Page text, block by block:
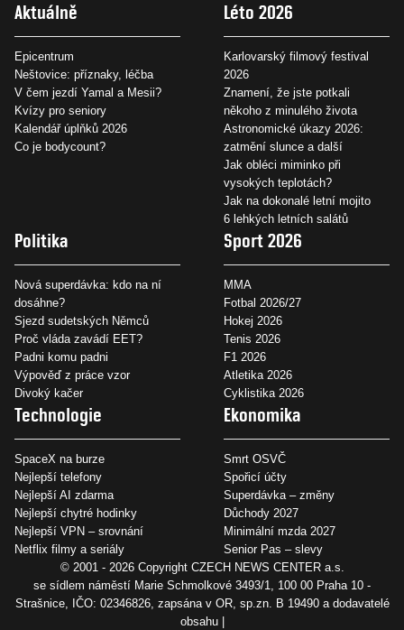
Aktuálně
Epicentrum
Neštovice: příznaky, léčba
V čem jezdí Yamal a Mesii?
Kvízy pro seniory
Kalendář úplňků 2026
Co je bodycount?
Léto 2026
Karlovarský filmový festival
2026
Znamení, že jste potkali
někoho z minulého života
Astronomické úkazy 2026:
zatmění slunce a další
Jak obléci miminko při
vysokých teplotách?
Jak na dokonalé letní mojito
6 lehkých letních salátů
Politika
Nová superdávka: kdo na ní
dosáhne?
Sjezd sudetských Němců
Proč vláda zavádí EET?
Padni komu padni
Výpověď z práce vzor
Divoký kačer
Sport 2026
MMA
Fotbal 2026/27
Hokej 2026
Tenis 2026
F1 2026
Atletika 2026
Cyklistika 2026
Technologie
SpaceX na burze
Nejlepší telefony
Nejlepší AI zdarma
Nejlepší chytré hodinky
Nejlepší VPN – srovnání
Netflix filmy a seriály
Ekonomika
Smrt OSVČ
Spořicí účty
Superdávka – změny
Důchody 2027
Minimální mzda 2027
Senior Pas – slevy
© 2001 - 2026 Copyright CZECH NEWS CENTER a.s.
se sídlem náměstí Marie Schmolkové 3493/1, 100 00 Praha 10 -
Strašnice, IČO: 02346826, zapsána v OR, sp.zn. B 19490 a dodavatelé
obsahu